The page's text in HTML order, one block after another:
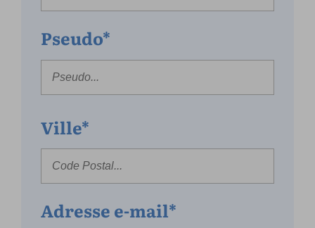
Pseudo*
Ville*
Adresse e-mail*